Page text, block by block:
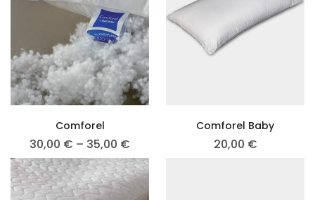
Comforel
30,00 € – 35,00 €
Comforel Baby
20,00 €